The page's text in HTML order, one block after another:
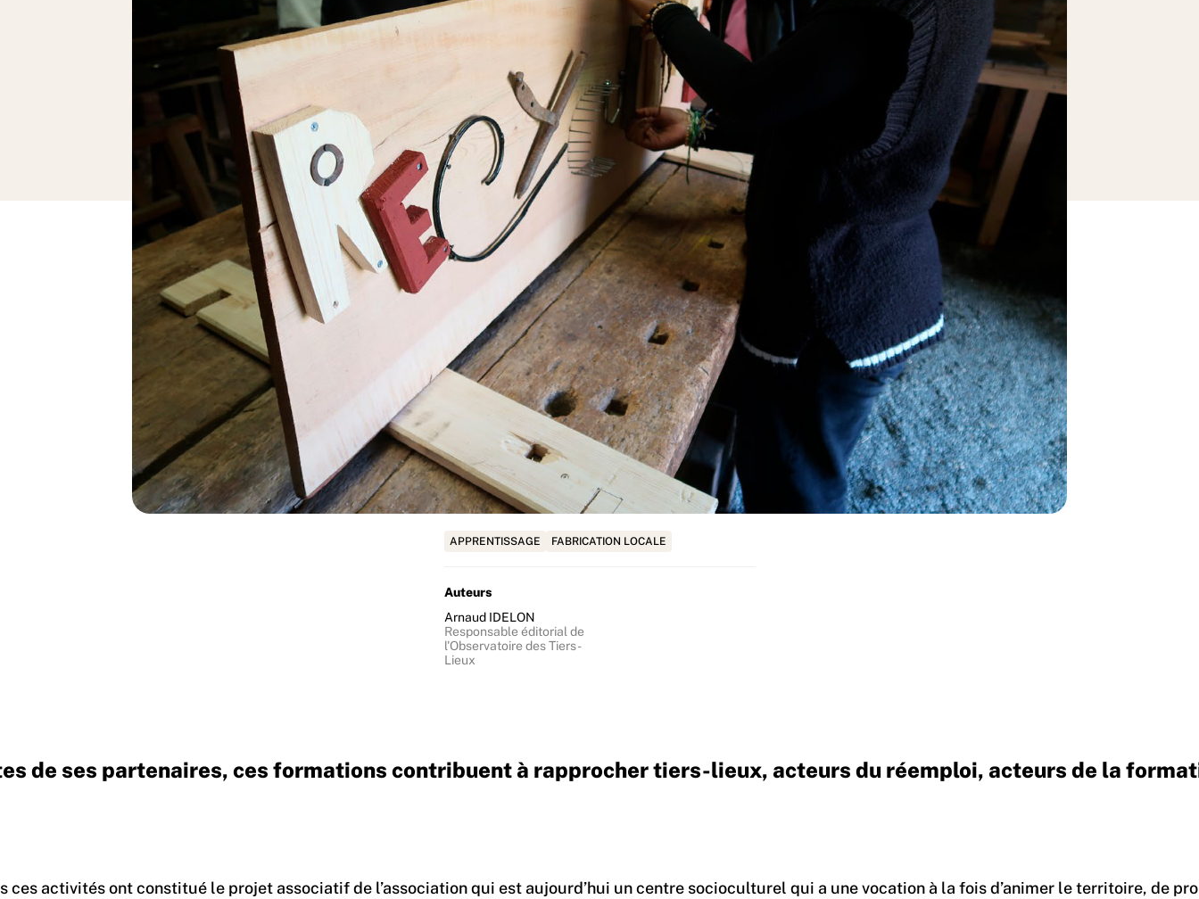
APPRENTISSAGE FABRICATION LOCALE
Auteurs
Arnaud IDELON
Responsable éditorial de
l'Observatoire des Tiers-
Lieux
partenaires, ces formations contribuent à rapprocher tiers-lieux, acteurs du réemploi, acteurs de la
constitué le projet associatif de l’association qui est aujourd’hui un centre socioculturel qui a une vocation à la fois